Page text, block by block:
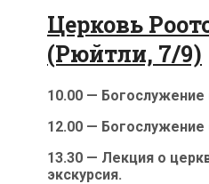
Церковь
(Рюйтли, 7/9)
10.00 —
12.00 —
13.30 — Лекция о
экскурсия.